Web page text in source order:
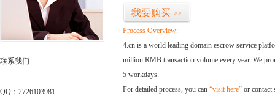
联系我们
QQ：2726103981
我要购买 >>
Process Overview:
4.cn is a world leading domain escrow service
million RMB transaction volume every year. We
5 workdays.
For detailed process, you can “visit here” or contact